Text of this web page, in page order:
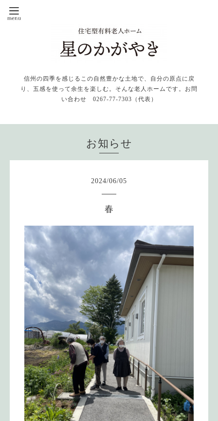
信州の四季を感じるこの自然豊かな土地で、自分の原点に戻
り、五感を使って余生を楽しむ。そんな老人ホームです。お問
い合わせ 0267-77-7303（代表）
お知らせ
2024/06/05
春